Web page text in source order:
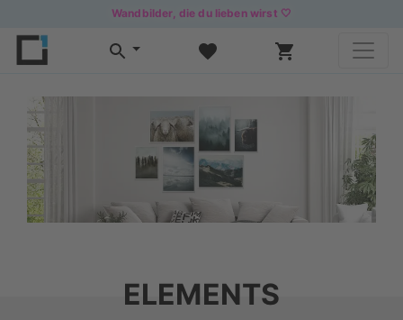
Wandbilder, die du lieben wirst 🤍
ELEMENTS